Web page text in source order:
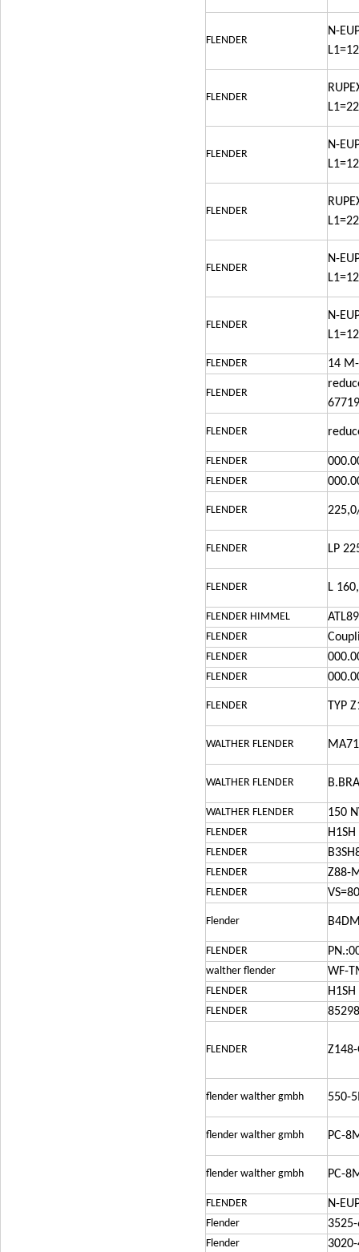
FLENDER
N-
FLENDER
FLENDER
N-
FLENDER
FLENDER
N-
FLENDER
N-
FLENDER 14
FLENDER
FLENDER
FLENDER
FLENDER
FLENDER
FLENDER LP
FLENDER L
FLENDER HIMMEL
FLENDER
FLENDER
FLENDER
FLENDER TYP
WALTHER FLENDER
WALTHER FLENDER
WALTHER FLENDER 150
FLENDER
FLENDER
FLENDER Z88-
FLENDER
Flender
FLENDER
walther flender WF-
FLENDER
FLENDER
FLENDER
flender walther gmbh 550-
flender walther gmbh PC-
flender walther gmbh PC-
FLENDER N-
Flender
Flender